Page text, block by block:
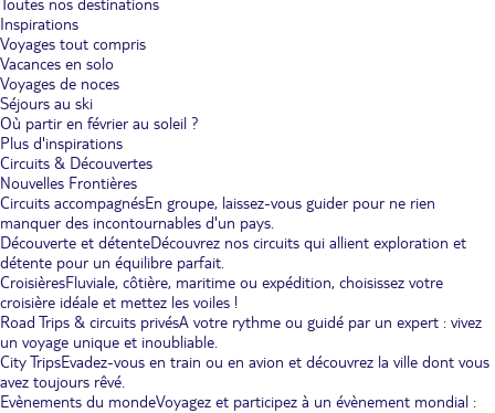
Toutes nos destinations
Inspirations
Voyages tout compris
Vacances en solo
Voyages de noces
Séjours au ski
Où partir en février au soleil ?
Plus d'inspirations
Circuits & Découvertes
Nouvelles Frontières
Circuits accompagnésEn groupe, laissez-vous guider pour ne rien
manquer des incontournables d'un pays.
Découverte et détenteDécouvrez nos circuits qui allient exploration et
détente pour un équilibre parfait.
CroisièresFluviale, côtière, maritime ou expédition, choisissez votre
croisière idéale et mettez les voiles !
Road Trips & circuits privésA votre rythme ou guidé par un expert : vivez
un voyage unique et inoubliable.
City TripsEvadez-vous en train ou en avion et découvrez la ville dont vous
avez toujours rêvé.
Evènements du mondeVoyagez et participez à un évènement mondial :